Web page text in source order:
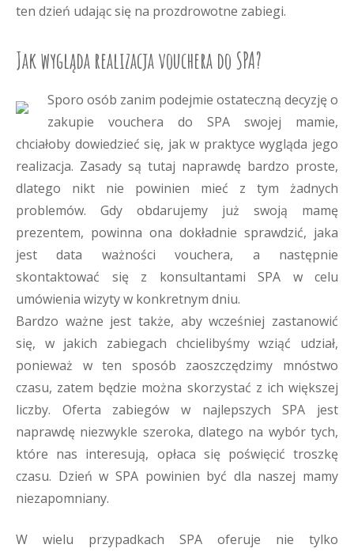
ten dzień udając się na prozdrowotne zabiegi.
Jak wygląda realizacja vouchera do SPA?
Sporo osób zanim podejmie ostateczną decyzję o
zakupie vouchera do SPA swojej mamie,
chciałoby dowiedzieć się, jak w praktyce wygląda jego
realizacja. Zasady są tutaj naprawdę bardzo proste,
dlatego nikt nie powinien mieć z tym żadnych
problemów. Gdy obdarujemy już swoją mamę
prezentem, powinna ona dokładnie sprawdzić, jaka
jest data ważności vouchera, a następnie
skontaktować się z konsultantami SPA w celu
umówienia wizyty w konkretnym dniu.
Bardzo ważne jest także, aby wcześniej zastanowić
się, w jakich zabiegach chcielibyśmy wziąć udział,
ponieważ w ten sposób zaoszczędzimy mnóstwo
czasu, zatem będzie można skorzystać z ich większej
liczby. Oferta zabiegów w najlepszych SPA jest
naprawdę niezwykle szeroka, dlatego na wybór tych,
które nas interesują, opłaca się poświęcić troszkę
czasu. Dzień w SPA powinien być dla naszej mamy
niezapomniany.
W wielu przypadkach SPA oferuje nie tylko